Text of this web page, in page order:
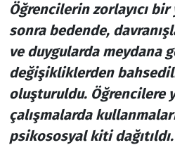
Öğrencilerin zorlayıcı bir
sonra bedende,
ve duygularda meydana
değişikliklerden
oluşturuldu. Öğrencilere
çalışmalarda
psikososyal kiti